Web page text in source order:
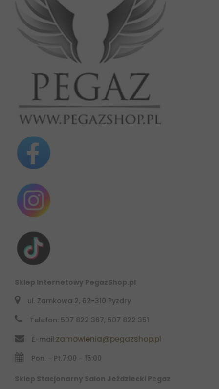
Sklep Internetowy PegazShop.pl
ul. Zamkowa 2, 62-310 Pyzdry
Telefon: 507 822 367, 507 822 351
E-mail:zamowienia@pegazshop.pl
Pon. - Pt.7:00 - 15:00
Sklep Stacjonarny Salon Jeździecki Pegaz